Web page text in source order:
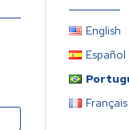
English